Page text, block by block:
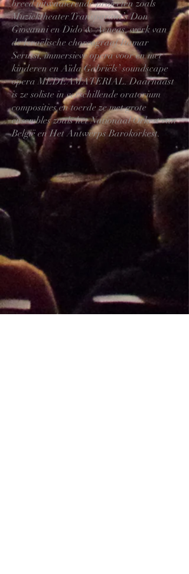
breed uitwaaierende projecten zoals
Muziektheater Transparant’s Don
Giovanni en Dido & Aeneas, werk van
de Israëlische choreograaf Itamar
Serussi, immersieve opera voor en met
kinderen en Aïda Gabriëls’ soundscape
opera MEDEAMATERIAL. Daarnaast
is ze soliste in verschillende oratorium
composities en toerde ze met grote
ensembles zoals het Nationaal Orkest van
België en Het Antwerps Barokorkest.